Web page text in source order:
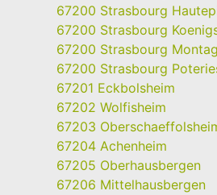
67200 Strasbourg
67200 Strasbourg
67200 Strasbourg
67200 Strasbourg
67201 Eckbolsheim
67202 Wolfisheim
67203
67204 Achenheim
67205 Oberhausbergen
67206 Mittelhausbergen